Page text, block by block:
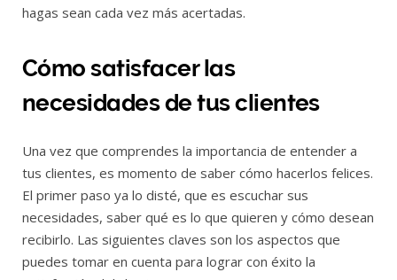
hagas sean cada vez más acertadas.
Cómo satisfacer las
necesidades de tus clientes
Una vez que comprendes la importancia de entender a
tus clientes, es momento de saber cómo hacerlos felices.
El primer paso ya lo disté, que es escuchar sus
necesidades, saber qué es lo que quieren y cómo desean
recibirlo. Las siguientes claves son los aspectos que
puedes tomar en cuenta para lograr con éxito la